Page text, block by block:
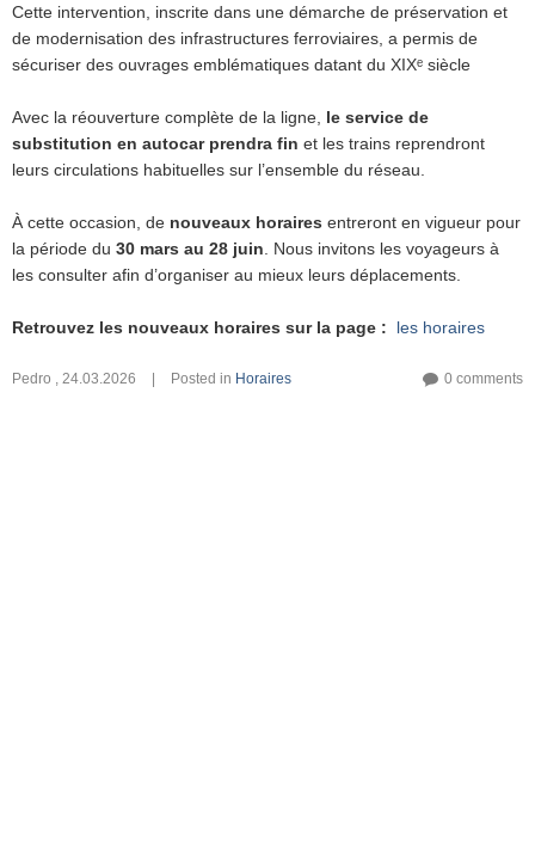
Cette intervention, inscrite dans une démarche de préservation et
de modernisation des infrastructures ferroviaires, a permis de
sécuriser des ouvrages emblématiques datant du XIXᵉ siècle
Avec la réouverture complète de la ligne, le service de
substitution en autocar prendra fin et les trains reprendront
leurs circulations habituelles sur l’ensemble du réseau.
À cette occasion, de nouveaux horaires entreront en vigueur pour
la période du 30 mars au 28 juin . Nous invitons les voyageurs à
les consulter afin d’organiser au mieux leurs déplacements.
Retrouvez les nouveaux horaires sur la page : les horaires
Pedro 24.03.2026 | Posted in Horaires 0 comments